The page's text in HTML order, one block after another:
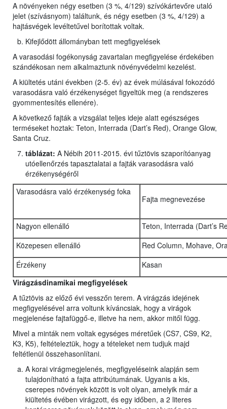
A növényeken négy esetben (3 %, 4/129) szívókártevőre utaló
jelet (szívásnyom) találtunk, és négy esetben (3 %, 4/129) a
hajtásvégek levéltetűvel borítottak voltak.
Kifejlődött állományban tett megfigyelések
A varasodási fogékonyság zavartalan megfigyelése érdekében
szándékosan nem alkalmaztunk növényvédelmi kezelést.
A kiültetés utáni években (2-5. év) az évek múlásával fokozódó
varasodásra való érzékenységet figyeltük meg (a rendszeres
gyommentesítés ellenére).
A következő fajták a vizsgálat teljes ideje alatt egészséges
terméseket hoztak: Teton, Interrada (Dart’s Red), Orange Glow,
Santa Cruz.
táblázat: A Nébih 2011-2015. évi tűztövis szaporítóanyag
utóellenőrzés tapasztalatai a fajták varasodásra való
érzékenységéről
Varasodásra való érzékenység foka
Fajta megnevezése
Nagyon ellenálló
Teton, Interrada (Dart’s
Közepesen ellenálló
Red Column, Mohave,
Érzékeny
Kasan
Virágzásdinamikai megfigyelések
A tűztövis az előző évi vesszőn terem. A virágzás idejének
megfigyelésével arra voltunk kíváncsiak, hogy a virágok
megjelenése fajtafüggő-e, illetve ha nem, akkor mitől függ.
Mivel a minták nem voltak egységes méretűek (CS7, CS9, K2,
K3, K5), feltételeztük, hogy a tételeket nem tudjuk majd
feltétlenül összehasonlítani.
A korai virágmegjelenés, megfigyeléseink alapján sem
tulajdonítható a fajta attribútumának. Ugyanis a kis,
cserepes növények között is volt olyan, amelyik már a
kiültetés évében virágzott, és egy időben, a 2 literes